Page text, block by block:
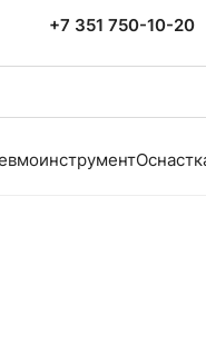
+7 351 750-10-20